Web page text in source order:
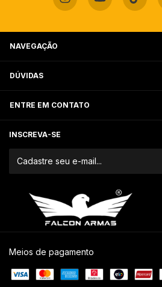
NAVEGAÇÃO
DÚVIDAS
ENTRE EM CONTATO
INSCREVA-SE
Meios de pagamento